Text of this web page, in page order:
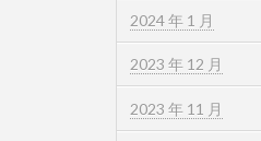
2024 年 1 月
2023 年 12 月
2023 年 11 月